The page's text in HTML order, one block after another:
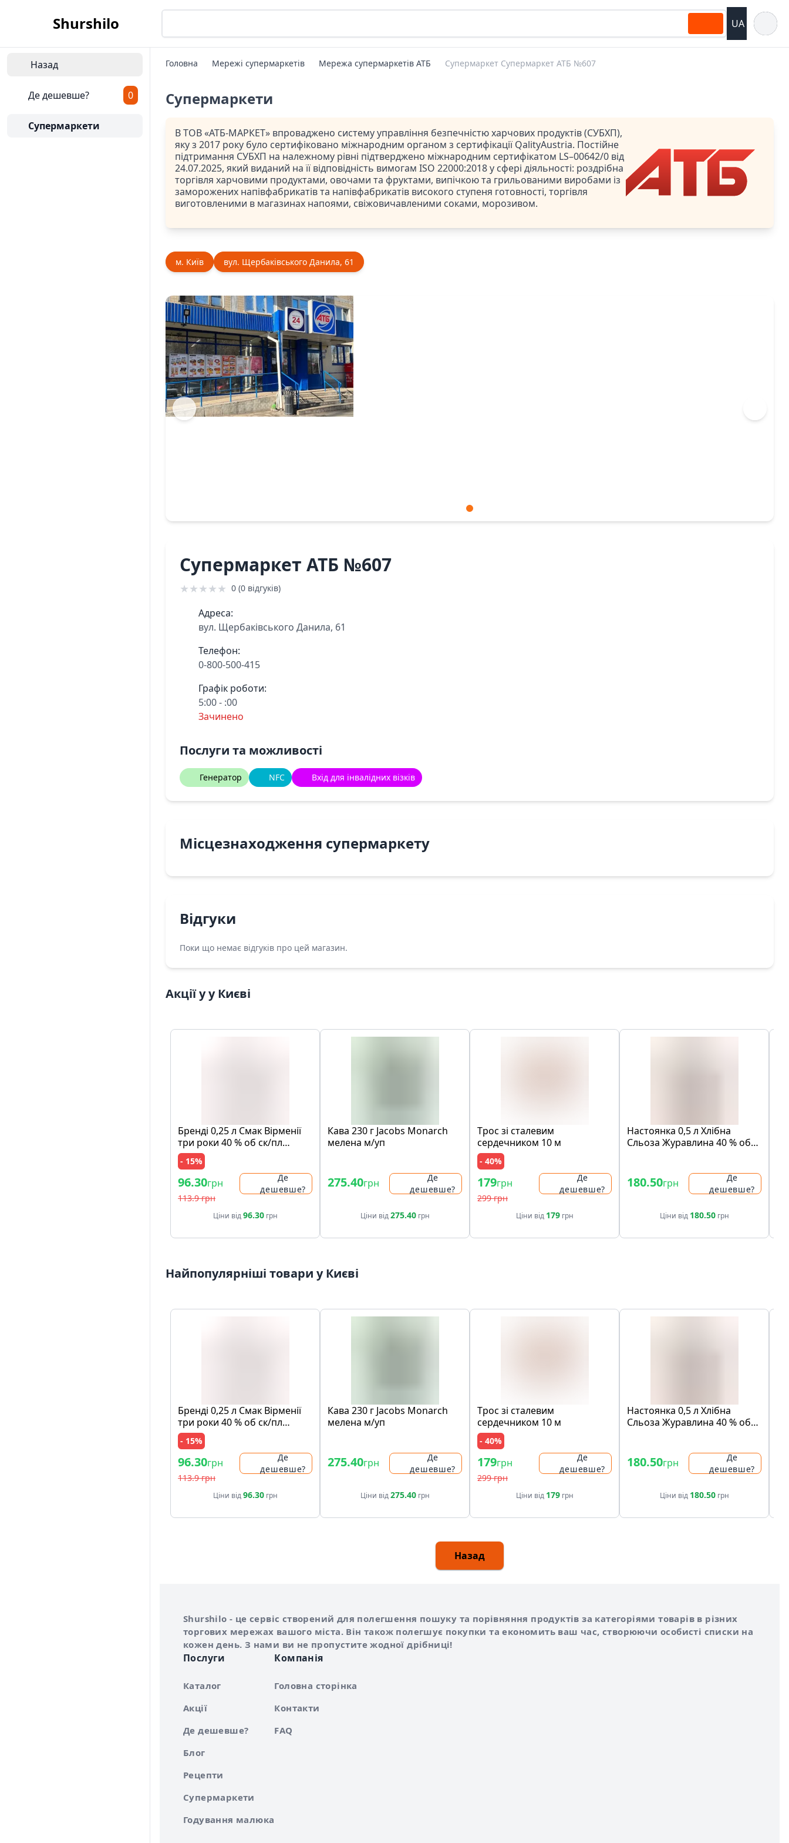
Shurshilo UA
Назад
Де дешевше? 0
Супермаркети
Головна Мережі супермаркетів Мережа супермаркетів АТБ Супермаркет Супермаркет АТБ №607
Супермаркети
В ТОВ «АТБ-МАРКЕТ» впроваджено систему управління безпечністю харчових продуктів (СУБХП),
яку з 2017 року було сертифіковано міжнародним органом з сертифікації QalityAustria. Постійне
підтримання СУБХП на належному рівні підтверджено міжнародним сертифікатом LS–00642/0 від
24.07.2025, який виданий на її відповідність вимогам ISO 22000:2018 у сфері діяльності: роздрібна
торгівля харчовими продуктами, овочами та фруктами, випічкою та грильованими виробами із
заморожених напівфабрикатів та напівфабрикатів високого ступеня готовності, торгівля
виготовленими в магазинах напоями, свіжовичавленими соками, морозивом.
м. Київ вул. Щербаківського Данила, 61
Супермаркет АТБ №607
★★★★★ 0 (0 відгуків)
Адреса:
вул. Щербаківського Данила, 61
Телефон:
0-800-500-415
Графік роботи:
5:00 - :00
Зачинено
Послуги та можливості
Генератор NFC Вхід для інвалідних візків
Місцезнаходження супермаркету
Відгуки
Поки що немає відгуків про цей магазин.
Акції у у Києві
Бpeндi 0,25 л Смак Вipмeнiї
три pоки 40 % об ск/пл
Рeспублiка Вipмeнiя
- 15%
96.30грн
113.9 грн
Де
дешевше?
Ціни від96.30грн
Кава 230 г Jacobs Monarch
мелена м/уп
275.40грн
Де
дешевше?
Ціни від275.40грн
Тpоc зi cталeвим
cepдeчником 10 м
- 40%
179грн
299 грн
Де
дешевше?
Ціни від 179грн
Настоянка 0,5 л Хлібна
Сльоза Журавлина 40 % об
180.50грн
Де
дешевше?
Ціни від 180.50грн
Найпопулярніші товари у Києві
Бpeндi 0,25 л Смак Вipмeнiї
три pоки 40 % об ск/пл
Рeспублiка Вipмeнiя
- 15%
96.30грн
113.9 грн
Де
дешевше?
Ціни від96.30грн
Кава 230 г Jacobs Monarch
мелена м/уп
275.40грн
Де
дешевше?
Ціни від275.40грн
Тpоc зi cталeвим
cepдeчником 10 м
- 40%
179грн
299 грн
Де
дешевше?
Ціни від 179грн
Настоянка 0,5 л Хлібна
Сльоза Журавлина 40 % об
180.50грн
Де
дешевше?
Ціни від 180.50грн
Назад
Про сервіс Shurshilo
Shurshilo - це сервіс створений для полегшення пошуку та порівняння продуктів за категоріями товарів в різних
торгових мережах вашого міста. Він також полегшує покупки та економить ваш час, створюючи особисті списки на
кожен день. З нами ви не пропустите жодної дрібниці!
Послуги
Каталог
Акції
Де дешевше?
Блог
Рецепти
Супермаркети
Годування малюка
Компанія
Головна сторінка
Контакти
FAQ